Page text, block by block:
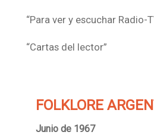
“Para ver y escuchar Radio-
“Cartas del lector”
FOLKLORE
Junio de 1967